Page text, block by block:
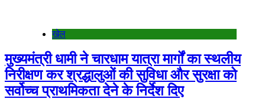
खेल
मुख्यमंत्री धामी ने चारधाम यात्रा मार्गों का स्थलीय
निरीक्षण कर श्रद्धालुओं की सुविधा और सुरक्षा को
सर्वोच्च प्राथमिकता देने के निर्देश दिए